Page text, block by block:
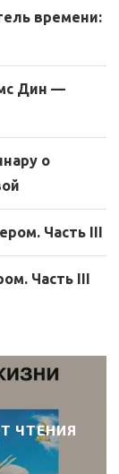
времени:
Дин —
о
Часть III
Часть III
ЧТЕНИЯ